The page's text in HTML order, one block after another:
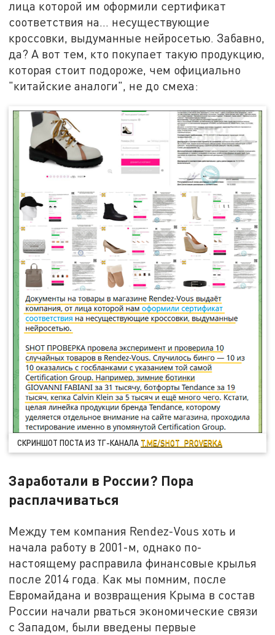
лица которой им оформили сертификат
соответствия на... несуществующие
кроссовки, выдуманные нейросетью. Забавно,
да? А вот тем, кто покупает такую продукцию,
которая стоит подороже, чем официально
"китайские аналоги", не до смеха:
СКРИНШОТ ПОСТА ИЗ ТГ-КАНАЛА T.ME/SHOT_PROVERKA
Заработали в России? Пора
расплачиваться
Между тем компания Rendez-Vous хоть и
начала работу в 2001-м, однако по-
настоящему расправила финансовые крылья
после 2014 года. Как мы помним, после
Евромайдана и возвращения Крыма в состав
России начали рваться экономические связи
с Западом, были введены первые